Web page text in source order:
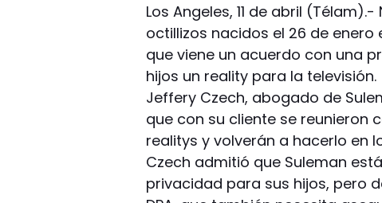
Los Angeles, 11 de abril
octillizos nacidos el 26 de
que viene un acuerdo con una
hijos un reality para la televisión.
Jeffery Czech, abogado de
que con su cliente se
realitys y volverán a hacerlo en
Czech admitió que Suleman
privacidad para sus hijos, pero